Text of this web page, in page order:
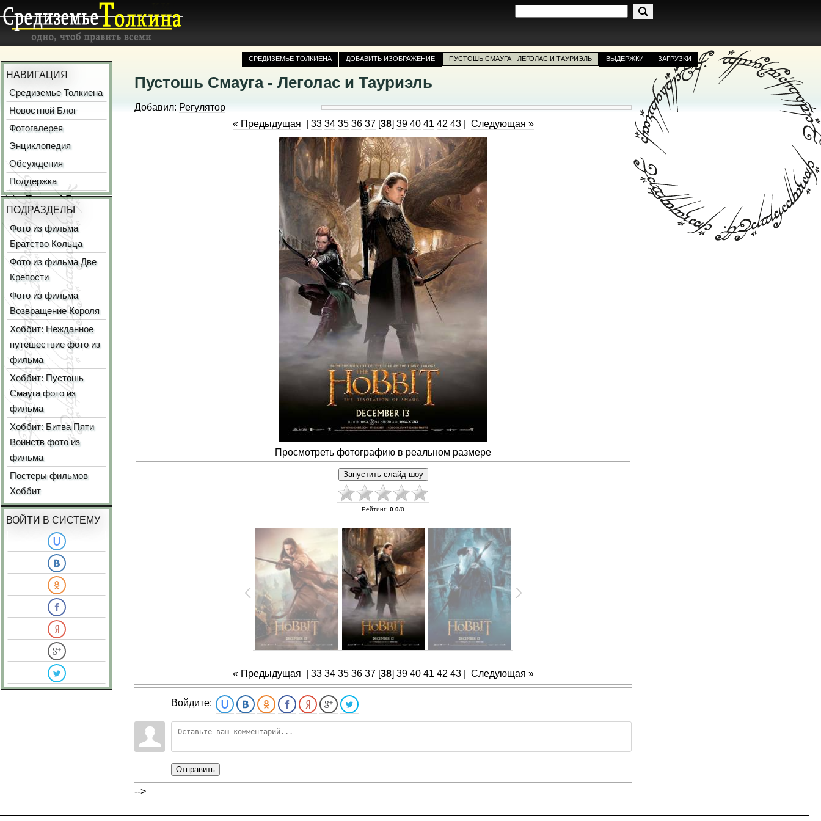
НАВИГАЦИЯ
Средиземье Толкиена
Новостной Блог
Фотогалерея
Энциклопедия
Обсуждения
Поддержка
ПОДРАЗДЕЛЫ
Фото из фильма
Братство Кольца
Фото из фильма Две
Крепости
Фото из фильма
Возвращение Короля
Хоббит: Нежданное
путешествие фото из
фильма
Хоббит: Пустошь
Смауга фото из
фильма
Хоббит: Битва Пяти
Воинств фото из
фильма
Постеры фильмов
Хоббит
ВОЙТИ В СИСТЕМУ
Пустошь Смауга - Леголас и Тауриэль
Добавил: Регулятор
« Предыдущая
33 34 35 36 37[38] 39 40 41 42 43| Следующая »
Просмотреть фотографию в реальном размере
Рейтинг: 0.0/0
« Предыдущая 33 34 35 36 37[38] 39 40 41 42 43| Следующая »
Войдите:
Отправить
-->
СРЕДИЗЕМЬЕ ТОЛКИЕНА ДОБАВИТЬ ИЗОБРАЖЕНИЕ ПУСТОШЬ СМАУГА - ЛЕГОЛАС И ТАУРИЭЛЬ ВЫДЕРЖКИ ЗАГРУЗКИ